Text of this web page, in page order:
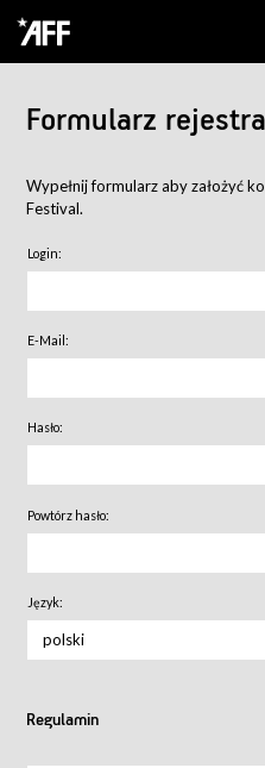
Formularz
Wypełnij formularz aby założyć
Festival.
Login:
E-Mail:
Hasło:
Powtórz hasło:
Język:
polski
Regulamin